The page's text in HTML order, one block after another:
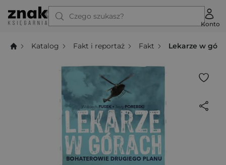
Czego szukasz?
Konto
Katalog Fakt i reportaż Fakt Lekarze w